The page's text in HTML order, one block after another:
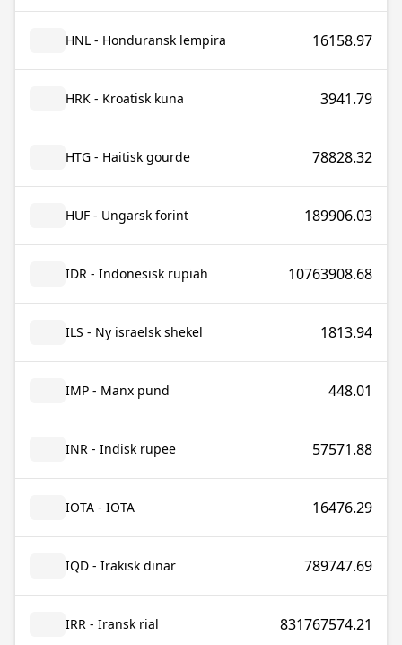
HNL - Honduransk lempira 16158.97
HRK - Kroatisk kuna 3941.79
HTG - Haitisk gourde 78828.32
HUF - Ungarsk forint 189906.03
IDR - Indonesisk rupiah 10763908.68
ILS - Ny israelsk shekel 1813.94
IMP - Manx pund 448.01
INR - Indisk rupee 57571.88
IOTA - IOTA 16476.29
IQD - Irakisk dinar 789747.69
IRR - Iransk rial 831767574.21